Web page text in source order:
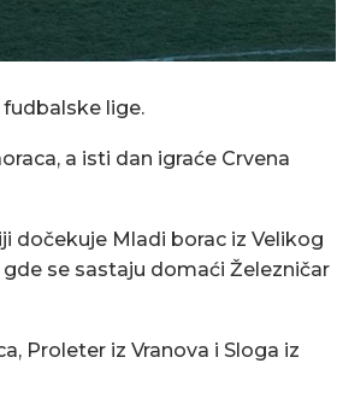
lige.
a isti dan igraće Crvena
dočekuje Mladi borac iz Velikog
se sastaju domaći Železničar
Proleter iz Vranova i Sloga iz